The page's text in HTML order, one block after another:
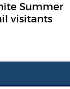
Summer
visitants